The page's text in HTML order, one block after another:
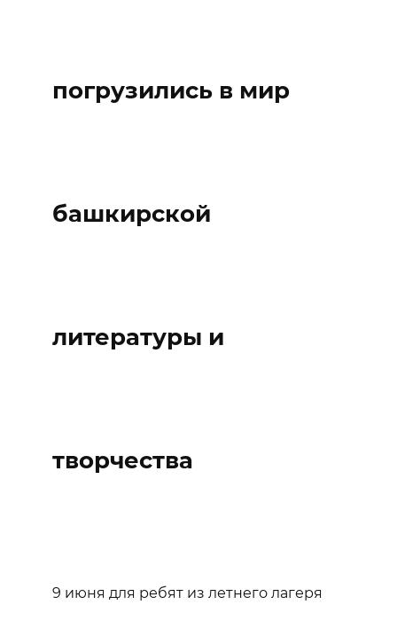
погрузились в мир
башкирской
литературы и
творчества
9 июня для ребят из летнего лагеря